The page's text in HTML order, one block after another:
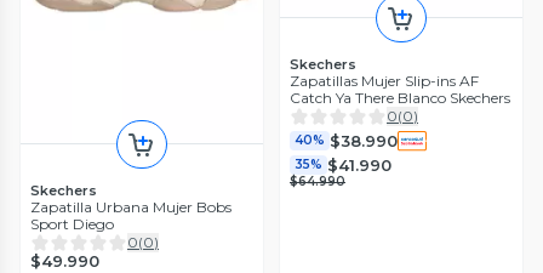
Skechers
Zapatilla Urbana Mujer Bobs
Sport Diego
0(0)
$49.990
Skechers
Zapatillas Mujer Slip-ins AF
Catch Ya There Blanco Skechers
0(0)
40% $38.990
35% $41.990
$64.990